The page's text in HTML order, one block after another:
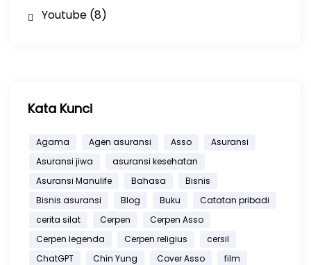
Youtube(8)
Kata Kunci
Agama Agen asuransi Asso
Asuransi
Asuransi jiwa
asuransi kesehatan
Asuransi Manulife
Bahasa
Bisnis
Bisnis asuransi
Blog Buku
Catatan pribadi
cerita silat
Cerpen
Cerpen Asso
Cerpen legenda
Cerpen religius
cersil
ChatGPT
Chin Yung Cover Asso
film